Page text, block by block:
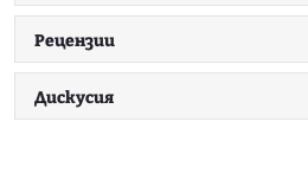
Рецензии
Дискусия